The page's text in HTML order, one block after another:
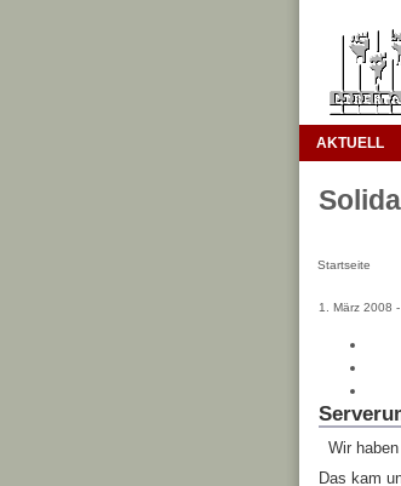
AKTUELL
Startseite
1. März 2008
Wir
Das kam